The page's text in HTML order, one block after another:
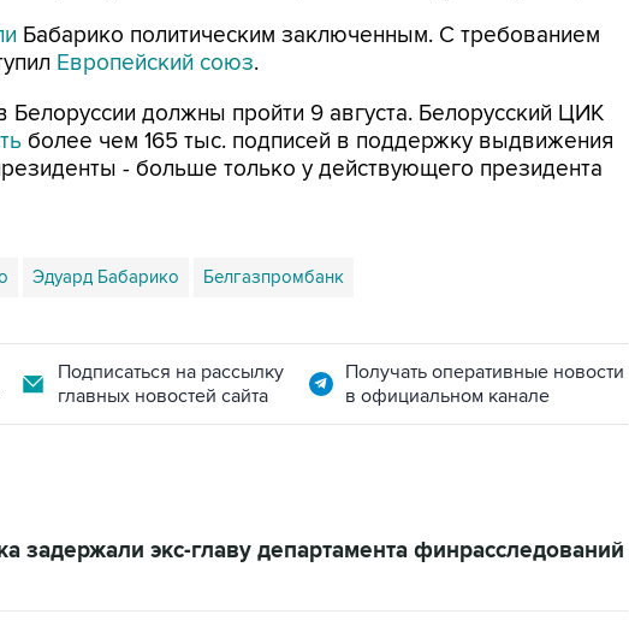
Бабарико политическим заключенным. С требованием
Европейский союз.
должны пройти 9 августа. Белорусский ЦИК
более чем 165 тыс. подписей в поддержку выдвижения
- больше только у действующего президента
Эдуард Бабарико Белгазпромбанк
Подписаться на рассылку
главных новостей сайта
Получать оперативные новости
в официальном канале
задержали экс-главу департамента финрасследований